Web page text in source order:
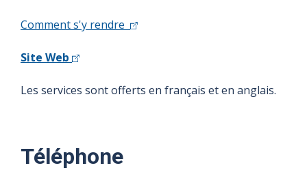
Comment s'y rendre
Site Web
Les services sont offerts en français et en anglais.
Téléphone